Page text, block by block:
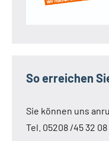
So erreichen
Sie können uns
Tel. 05208 /45 32 08